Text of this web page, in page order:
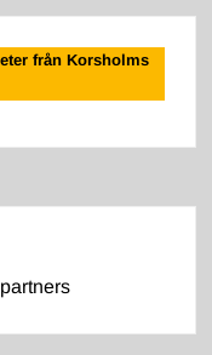
från Korsholms